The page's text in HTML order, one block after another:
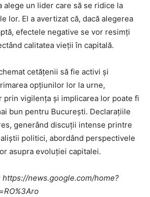
alege un lider care să se ridice la
lor. El a avertizat că, dacă alegerea
efectele negative se vor resimți
calitatea vieții în capitală.
cetățenii să fie activi și
opțiunilor lor la urne,
prin vigilența și implicarea lor poate fi
bun pentru București. Declarațiile
generând discuții intense printre
politici, abordând perspectivele
asupra evoluției capitalei.
news.google.com/home?